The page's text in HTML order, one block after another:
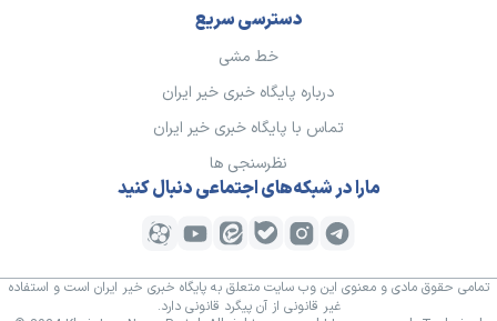
دسترسی سریع
خط مشی
درباره پایگاه خبری خیر ایران
تماس با پایگاه خبری خیر ایران
نظرسنجی ها
مارا در شبکه‌های اجتماعی دنبال کنید
تمامی حقوق مادی و معنوی این وب سایت متعلق به پایگاه خبری خیر ایران است و استفاده
غیر قانونی از آن پیگرد قانونی دارد.